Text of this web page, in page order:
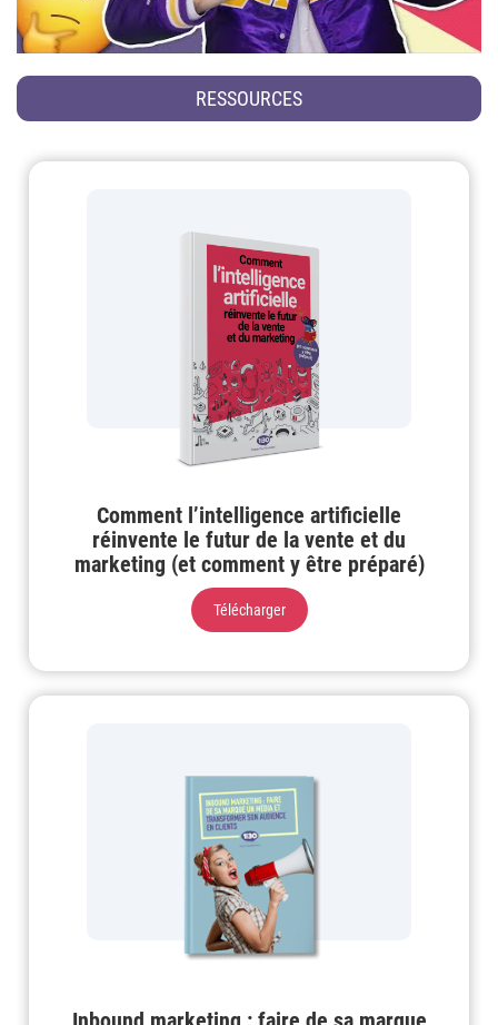
RESSOURCES
Comment l’intelligence artificielle
réinvente le futur de la vente et du
marketing (et comment y être préparé)
Télécharger